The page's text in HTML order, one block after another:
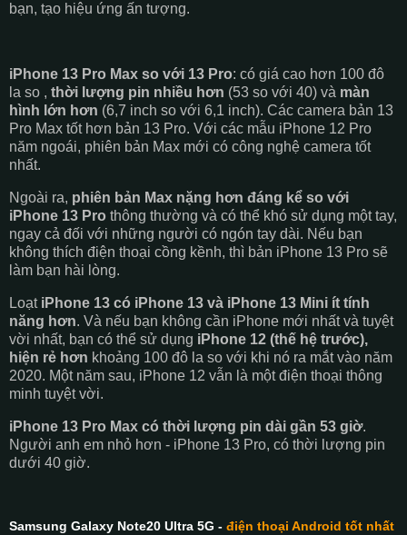
bạn, tạo hiệu ứng ấn tượng.
iPhone 13 Pro Max so với 13 Pro: có giá cao hơn 100 đô
la so , thời lượng pin nhiều hơn (53 so với 40) và màn
hình lớn hơn (6,7 inch so với 6,1 inch). Các camera bản 13
Pro Max tốt hơn bản 13 Pro. Với các mẫu iPhone 12 Pro
năm ngoái, phiên bản Max mới có công nghệ camera tốt
nhất.
Ngoài ra, phiên bản Max nặng hơn đáng kể so với
iPhone 13 Pro thông thường và có thể khó sử dụng một tay,
ngay cả đối với những người có ngón tay dài. Nếu bạn
không thích điện thoại cồng kềnh, thì bản iPhone 13 Pro sẽ
làm bạn hài lòng.
LoạtiPhone 13 có iPhone 13 và iPhone 13 Mini ít tính
năng hơn. Và nếu bạn không cần iPhone mới nhất và tuyệt
vời nhất, bạn có thể sử dụng iPhone 12 (thế hệ trước),
hiện rẻ hơn khoảng 100 đô la so với khi nó ra mắt vào năm
2020. Một năm sau, iPhone 12 vẫn là một điện thoại thông
minh tuyệt vời.
iPhone 13 Pro Max có thời lượng pin dài gần 53 giờ.
Người anh em nhỏ hơn - iPhone 13 Pro, có thời lượng pin
dưới 40 giờ.
Samsung Galaxy Note20 Ultra 5G - điện thoại Android tốt nhất